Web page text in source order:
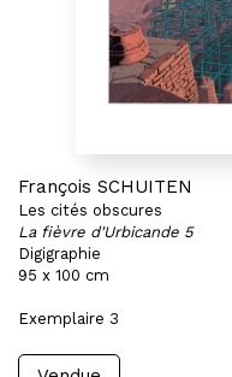
François SCHUITEN
Les cités obscures
La fièvre d'Urbicande 5
Digigraphie
95 x 100 cm
Exemplaire 3